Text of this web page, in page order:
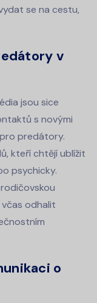
se na cestu,
v
jsou sice
s novými
predátory.
kteří chtějí ublížit
psychicky.
včas odhalit
o